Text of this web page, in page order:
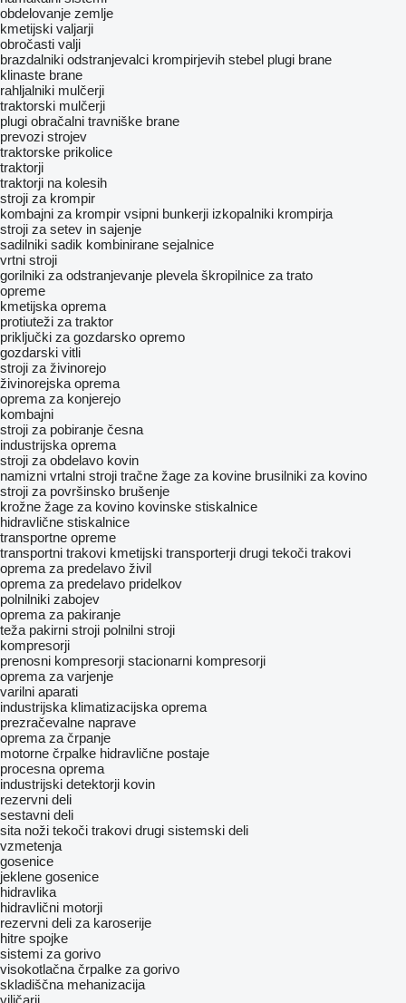
obdelovanje zemlje
kmetijski valjarji
obročasti valji
brazdalniki odstranjevalci krompirjevih stebel plugi brane
klinaste brane
rahljalniki mulčerji
traktorski mulčerji
plugi obračalni travniške brane
prevozi strojev
traktorske prikolice
traktorji
traktorji na kolesih
stroji za krompir
kombajni za krompir vsipni bunkerji izkopalniki krompirja
stroji za setev in sajenje
sadilniki sadik kombinirane sejalnice
vrtni stroji
gorilniki za odstranjevanje plevela škropilnice za trato
opreme
kmetijska oprema
protiuteži za traktor
priključki za gozdarsko opremo
gozdarski vitli
stroji za živinorejo
živinorejska oprema
oprema za konjerejo
kombajni
stroji za pobiranje česna
industrijska oprema
stroji za obdelavo kovin
namizni vrtalni stroji tračne žage za kovine brusilniki za kovino
stroji za površinsko brušenje
krožne žage za kovino kovinske stiskalnice
hidravlične stiskalnice
transportne opreme
transportni trakovi kmetijski transporterji drugi tekoči trakovi
oprema za predelavo živil
oprema za predelavo pridelkov
polnilniki zabojev
oprema za pakiranje
teža pakirni stroji polnilni stroji
kompresorji
prenosni kompresorji stacionarni kompresorji
oprema za varjenje
varilni aparati
industrijska klimatizacijska oprema
prezračevalne naprave
oprema za črpanje
motorne črpalke hidravlične postaje
procesna oprema
industrijski detektorji kovin
rezervni deli
sestavni deli
sita noži tekoči trakovi drugi sistemski deli
vzmetenja
gosenice
jeklene gosenice
hidravlika
hidravlični motorji
rezervni deli za karoserije
hitre spojke
sistemi za gorivo
visokotlačna črpalke za gorivo
skladiščna mehanizacija
viličarji